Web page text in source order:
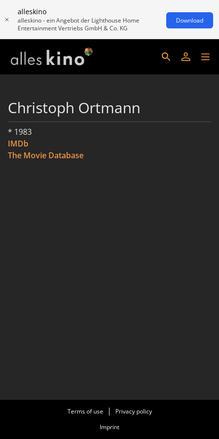
alleskino
alleskino - ein Angebot der Lighthouse Home
Entertainment Vertriebs GmbH & Co. KG
Download
Christoph Ortmann
* 1983
IMDb
The Movie Database
Terms of use
Privacy policy
Imprint